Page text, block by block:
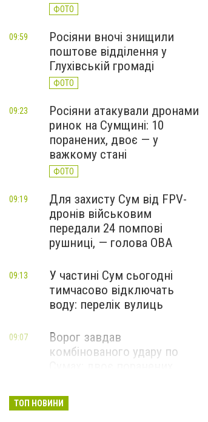
ФОТО
Росіяни вночі знищили
поштове відділення у
Глухівській громаді
ФОТО
09:59
Росіяни атакували дронами
ринок на Сумщині: 10
поранених, двоє — у
важкому стані
ФОТО
09:23
Для захисту Сум від FPV-
дронів військовим
передали 24 помпові
рушниці, — голова ОВА
09:19
У частині Сум сьогодні
тимчасово відключать
воду: перелік вулиць
09:13
Ворог завдав
комбінованого удару по
інфраструктура
ФОТО
09:07
ТОП НОВИНИ